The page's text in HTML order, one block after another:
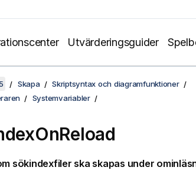
Utvärderingsguider
Skapa
Skriptsyntax och diagramfunktioner
Systemvariabler
sökindexfiler ska skapas under